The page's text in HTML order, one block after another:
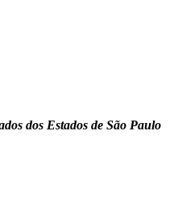
dos Estados de São Paulo